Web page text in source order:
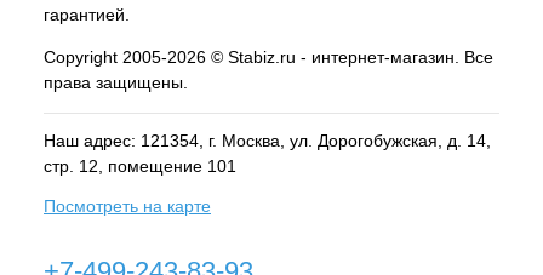
гарантией.
Copyright 2005-2026 © Stabiz.ru - интернет-магазин. Все
права защищены.
Наш адрес: 121354, г. Москва , ул. Дорогобужская, д. 14,
стр. 12, помещение 101
Посмотреть на карте